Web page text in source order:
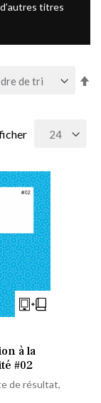
titres
à la
#02
de résultat,